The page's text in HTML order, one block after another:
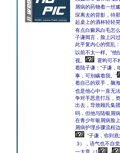
屑病的药物着一丝
琛离去的背影，待
起桌上的酒杯轻轻
有点白癜风白毛怎
子谦闻言，脸上闪
此平复内心的慌乱
以前不太一样。”他
视。
霍昀可不
着陆子谦：“子谦，
事，可别瞒着我。”
着自己的双手，脑
也是他心中一直无
争对手恶意打压，
出去，导致顾氏集
吗，但他与陆银屑
在青少年银屑病脸
屑病护理步骤流程
“子谦，你到
3），语气也不自
一大章（1
-